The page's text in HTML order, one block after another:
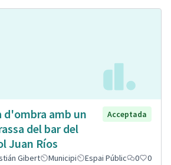
d'ombra amb un
del bar del
Juan Ríos
Acceptada
Gibert Municipi Espai Públic 0 0